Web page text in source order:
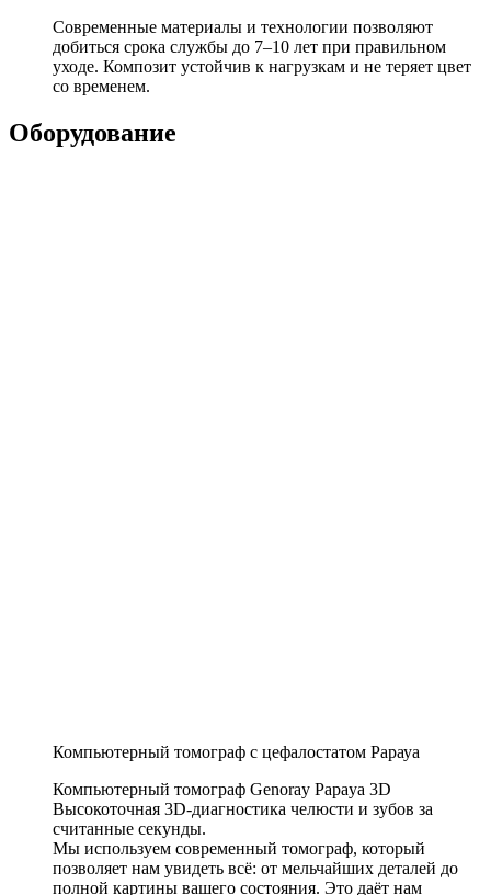
Современные материалы и технологии позволяют
добиться срока службы до 7–10 лет при правильном
уходе. Композит устойчив к нагрузкам и не теряет цвет
со временем.
Оборудование
Компьютерный томограф с цефалостатом Рарауа
Компьютерный томограф Genoray Papaya 3D
Высокоточная 3D-диагностика челюсти и зубов за
считанные секунды.
Мы используем современный томограф, который
позволяет нам увидеть всё: от мельчайших деталей до
полной картины вашего состояния. Это даёт нам